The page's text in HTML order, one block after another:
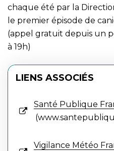
chaque été par la
le premier épisode de
(appel gratuit depuis un
à 19h)
LIENS ASSOCIÉS
Santé Publique
Vigilance Météo